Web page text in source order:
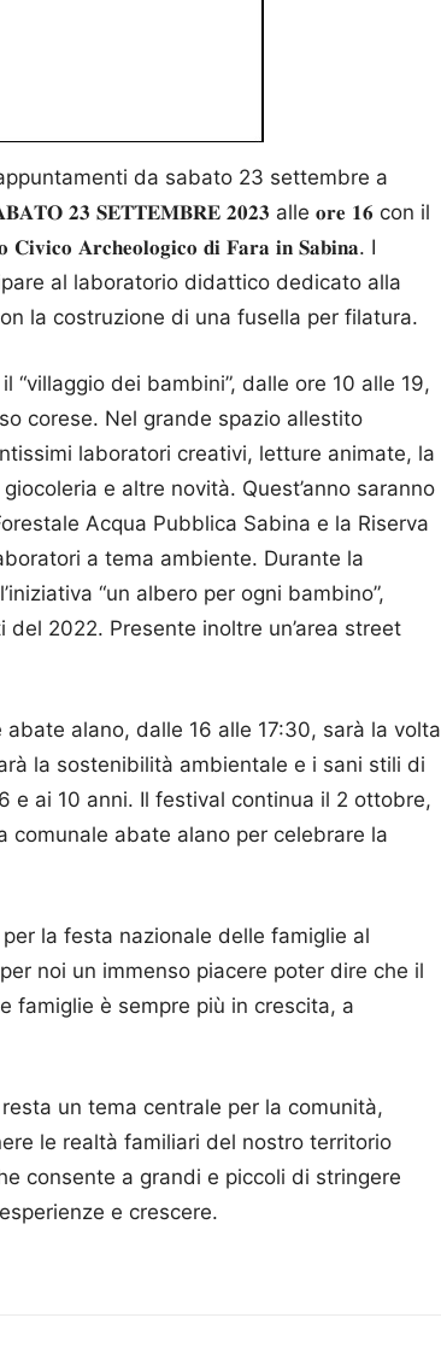
da sabato 23 settembre a
𝟐𝟑 𝐒𝐄𝐓𝐓𝐄𝐌𝐁𝐑𝐄 𝟐𝟎𝟐𝟑 alle 𝐨𝐫𝐞 𝟏𝟔 con il
𝐀𝐫𝐜𝐡𝐞𝐨𝐥𝐨𝐠𝐢𝐜𝐨 𝐝𝐢 𝐅𝐚𝐫𝐚 𝐢𝐧 𝐒𝐚𝐛𝐢𝐧𝐚. I
al laboratorio didattico dedicato alla
la costruzione di una fusella per filatura.
dei bambini”, dalle ore 10 alle 19,
corese. Nel grande spazio allestito
laboratori creativi, letture animate, la
e altre novità. Quest’anno saranno
Acqua Pubblica Sabina e la Riserva
a tema ambiente. Durante la
“un albero per ogni bambino”,
2022. Presente inoltre un’area street
alano, dalle 16 alle 17:30, sarà la volta
la sostenibilità ambientale e i sani stili di
ai 10 anni. Il festival continua il 2 ottobre,
abate alano per celebrare la
la festa nazionale delle famiglie al
noi un immenso piacere poter dire che il
famiglie è sempre più in crescita, a
un tema centrale per la comunità,
le realtà familiari del nostro territorio
consente a grandi e piccoli di stringere
e crescere.